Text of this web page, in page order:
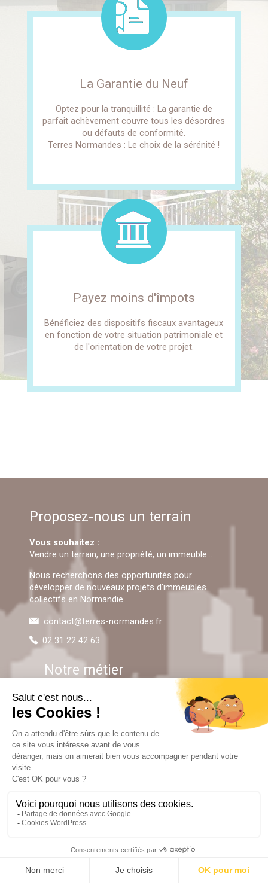
La Garantie du Neuf
Optez pour la tranquillité : La garantie de
parfait achèvement couvre tous les désordres
ou défauts de conformité.
Terres Normandes : Le choix de la sérénité !
Payez moins d'împots
Bénéficiez des dispositifs fiscaux avantageux
en fonction de votre situation patrimoniale et
de l'orientation de votre projet.
Proposez-nous un terrain
Vous souhaitez :
Vendre un terrain, une propriété, un immeuble…
Nous recherchons des opportunités pour
développer de nouveaux projets d’immeubles
collectifs en Normandie.
contact@terres-normandes.fr
02 31 22 42 63
Notre métier
Aménageur
Lotisseur
Promoteur
Pratique !
Terrains à bâtir
Qui sommes-nous ?
Nos réalisations